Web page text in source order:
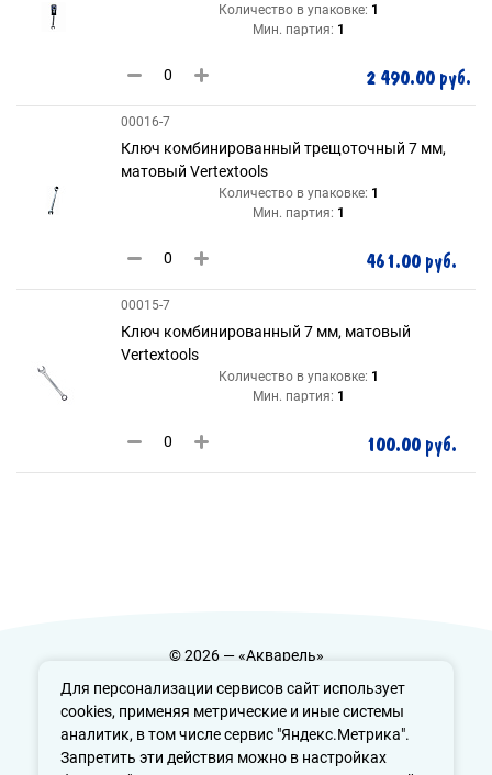
Для персонализации сервисов сайт использует
cookies, применяя метрические и иные системы
аналитик, в том числе сервис "Яндекс.Метрика".
Запретить эти действия можно в настройках
Количество в упаковке: 1
Мин. партия: 1
2 490.00 руб.
00016-7
Ключ комбинированный трещоточный 7 мм,
матовый Vertextools
Количество в упаковке: 1
Мин. партия: 1
461.00 руб.
00015-7
Ключ комбинированный 7 мм, матовый
Vertextools
Количество в упаковке: 1
Мин. партия: 1
100.00 руб.
© 2026 — «Акварель»
Политика конфиденциальности